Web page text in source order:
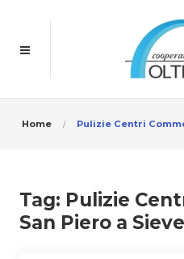
Home Pulizie Centri
Tag: Pulizie
San Piero a Sieve